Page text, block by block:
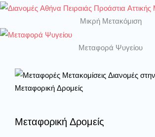
Μικρή Μετακόμιση
Μεταφορά Ψυγείου
Μεταφορική Δρομείς